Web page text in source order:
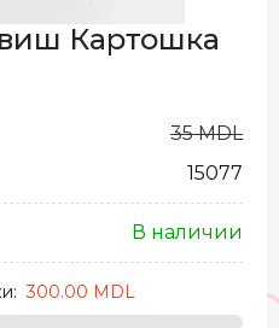
Картошка
35 MDL
15077
В наличии
300.00 MDL